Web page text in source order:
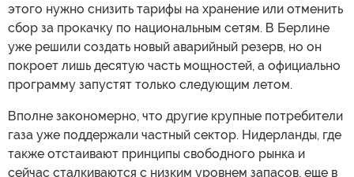
этого нужно снизить тарифы на хранение или отменить
сбор за прокачку по национальным сетям. В Берлине
уже решили создать новый аварийный резерв, но он
покроет лишь десятую часть мощностей, а официально
программу запустят только следующим летом.
Вполне закономерно, что другие крупные потребители
газа уже поддержали частный сектор. Нидерланды, где
также отстаивают принципы свободного рынка и
сейчас сталкиваются с низким уровнем запасов, еще в